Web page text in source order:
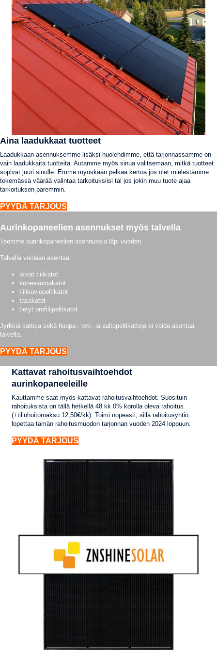
Aina laadukkaat tuotteet
Laadukkaan asennuksemme lisäksi huolehdimme, että tarjonnassamme on
vain laadukkaita tuotteita. Autamme myös sinua valitsemaan, mitkä tuotteet
sopivat juuri sinulle. Emme myöskään pelkää kertoa jos olet mielestämme
tekemässä väärää valintaa tarkoituksiisi tai jos jokin muu tuote ajaa
tarkoituksen paremmin.
PYYDÄ TARJOUS
Aurinkopaneelien asennukset myös talvella
Teemme aurinkopaneelien asennuksia läpi vuoden.
Talvella voidaan asentaa:
loivat tiilikatot
konesaumakatot
tiilikuviopeltikatot
tasakatot
tietyt profiilipeltikatot.
Jyrkkiä kattoja sekä huopa-, pvc- ja aaltopeltikattoja ei voida asentaa
talvella.
PYYDÄ TARJOUS
Kattavat rahoitusvaihtoehdot
aurinkopaneeleille
Kauttamme saat myös kattavat rahoitusvaihtoehdot. Suosituin
rahoituksista on tällä hetkellä 48 kk 0% korolla oleva rahoitus
(+tilinhoitomaksu 12,50€/kk). Toimi nopeasti, sillä rahoitusyhtiö
lopettaa tämän rahoitusmuodon tarjonnan vuoden 2024 loppuun.
PYYDÄ TARJOUS